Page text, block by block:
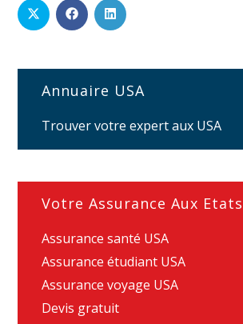
Annuaire USA
Trouver votre expert aux USA
Votre Assurance Aux
Assurance santé USA
Assurance étudiant USA
Assurance voyage USA
Devis gratuit